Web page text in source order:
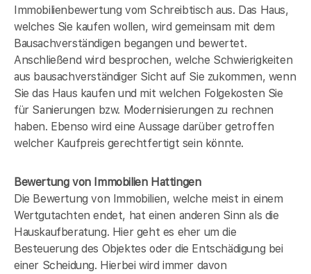
Immobilienbewertung vom Schreibtisch aus. Das Haus,
welches Sie kaufen wollen, wird gemeinsam mit dem
Bausachverständigen begangen und bewertet.
Anschließend wird besprochen, welche Schwierigkeiten
aus bausachverständiger Sicht auf Sie zukommen, wenn
Sie das Haus kaufen und mit welchen Folgekosten Sie
für Sanierungen bzw. Modernisierungen zu rechnen
haben. Ebenso wird eine Aussage darüber getroffen
welcher Kaufpreis gerechtfertigt sein könnte.
Bewertung von Immobilien Hattingen
Die Bewertung von Immobilien, welche meist in einem
Wertgutachten endet, hat einen anderen Sinn als die
Hauskaufberatung. Hier geht es eher um die
Besteuerung des Objektes oder die Entschädigung bei
einer Scheidung. Hierbei wird immer davon